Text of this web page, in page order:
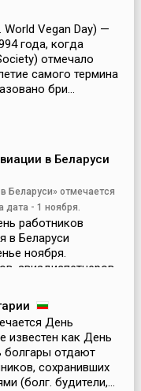
Vegan Day) —
года, когда
отмечало
самого термина
бри...
в Беларуси
Беларуси» отмечается
дата - 1 ноября.
работников
в Беларуси
ноября.
авиадиспетчеров,
День
известен как День
болгары отдают
сохранивших
(болг. будители,...